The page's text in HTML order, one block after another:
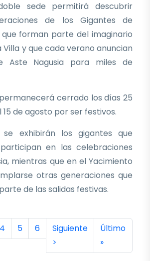
sede permitirá descubrir
de los Gigantes de
que forman parte del imaginario
y que cada verano anuncian
Aste Nagusia para miles de
cerrado los días 25
15 de agosto por ser festivos.
exhibirán los gigantes que
en las celebraciones
mientras que en el Yacimiento
otras generaciones que
de las salidas festivas.
Página
4 Página
5 Página
6 Siguiente página
Siguiente
>
Última
Último
»